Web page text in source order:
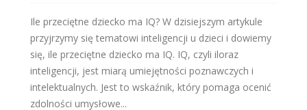
Ile przeciętne dziecko ma IQ? W dzisiejszym artykule
przyjrzymy się tematowi inteligencji u dzieci i dowiemy
się, ile przeciętne dziecko ma IQ. IQ, czyli iloraz
inteligencji, jest miarą umiejętności poznawczych i
intelektualnych. Jest to wskaźnik, który pomaga ocenić
zdolności umysłowe...